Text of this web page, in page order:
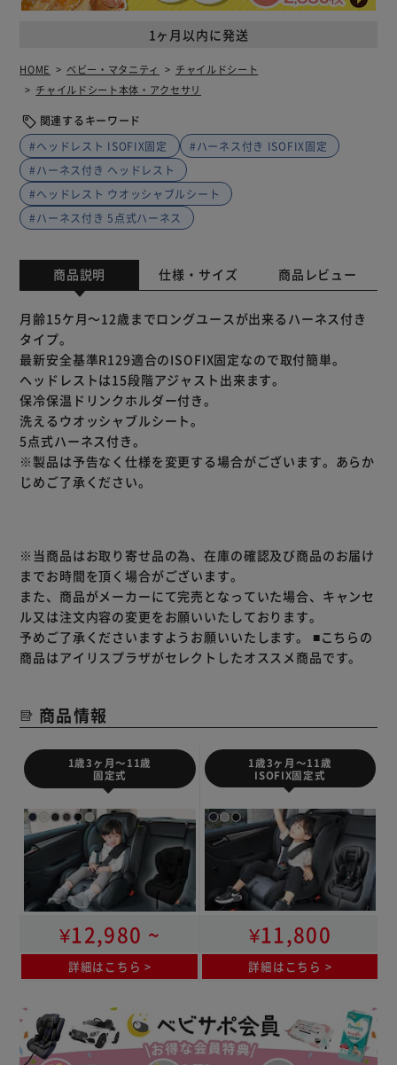
1ヶ月以内に発送
HOME ベビー・マタニティ
チャイルドシート
チャイルドシート本体・アクセサリ
関連するキーワード
#ヘッドレスト ISOFIX固定
#ハーネス付き ISOFIX固定
#ハーネス付き ヘッドレスト
#ヘッドレスト ウオッシャブルシート
#ハーネス付き 5点式ハーネス
商品説明 仕様・サイズ 商品レビュー
月齢15ケ月～12歳までロングユースが出来るハーネス付き
タイプ。
最新安全基準R129適合のISOFIX固定なので取付簡単。
ヘッドレストは15段階アジャスト出来ます。
保冷保温ドリンクホルダー付き。
洗えるウオッシャブルシート。
5点式ハーネス付き。
※製品は予告なく仕様を変更する場合がございます。あらか
じめご了承ください。
※当商品はお取り寄せ品の為、在庫の確認及び商品のお届け
までお時間を頂く場合がございます。
また、商品がメーカーにて完売となっていた場合、キャンセ
ル又は注文内容の変更をお願いいたしております。
予めご了承くださいますようお願いいたします。 ■こちらの
商品はアイリスプラザがセレクトしたオススメ商品です。
商品情報
1歳3ヶ月～11歳
固定式
1歳3ヶ月～11歳
ISOFIX固定式
¥12,980 ~ ¥11,800
詳細はこちら 詳細はこちら